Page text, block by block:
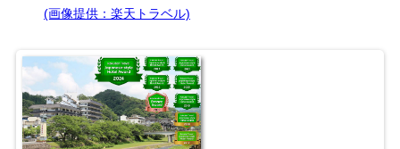
(画像提供：楽天トラベル)